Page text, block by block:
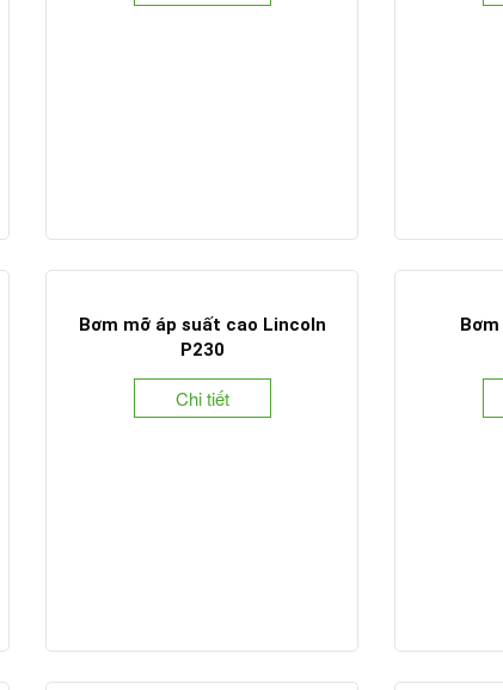
Bơm mỡ áp suất cao Lincoln
P230
Chi tiết